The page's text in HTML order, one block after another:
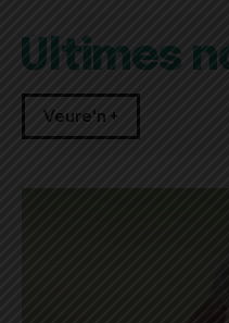
Últimes
Veure'n +